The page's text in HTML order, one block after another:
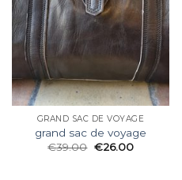
GRAND SAC DE VOYAGE
grand sac de voyage
€39.00 €26.00